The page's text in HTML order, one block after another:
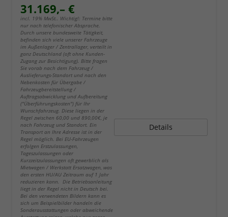
31.169,– €
incl. 19% MwSt.. Wichtig!: Termine bitte
nur nach telefonischer Absprache.
Durch unsere bundesweite Tätigkeit,
befinden sich viele unserer Fahrzeuge
im Außenlager / Zentrallager, verteilt in
ganz Deutschland (oft ohne Kunden-
Zugang zur Besichtigung). Bitte fragen
Sie vorab nach dem Fahrzeug /
Auslieferungs-Standort und nach den
Nebenkosten für Übergabe /
Fahrzeugbereitstellung /
Auftragsabwicklung und Aufbereitung
("Überführungskosten") für Ihr
Wunschfahrzeug. Diese liegen in der
Regel zwischen 60,00 und 890,00€, je
nach Fahrzeug und Standort. Ein
Transport an Ihre Adresse ist in der
Regel möglich. Bei EU-Fahrzeugen
erfolgen Erstzulassungen,
Tageszulassungen oder
Kurzzeitzulassungen oft gewerblich als
Mietwagen / Werkstatt Ersatzwagen, was
den ersten HU/AU Zeitraum auf 1 Jahr
reduzieren kann. Die Betriebsanleitung
liegt in der Regel nicht in Deutsch bei.
Bei den verwendeten Bildern kann es
sich um Beispielbilder handeln die
Sonderausstattungen oder abweichende
Details